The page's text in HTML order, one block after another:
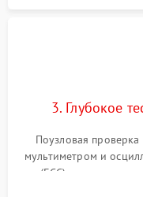
3. Глубокое
Поузловая
мультиметром и
(ECC) и состояния